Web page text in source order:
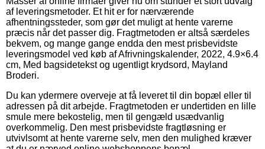
af leveringsmetoder. Et hit er for nærværende
afhentningssteder, som gør det muligt at hente varerne
præcis når det passer dig. Fragtmetoden er altså særdeles
bekvem, og mange gange endda den mest prisbevidste
leveringsmodel ved køb af Afrivningskalender, 2022, 4.9×6.4
cm, Med bagsidetekst og ugentligt krydsord, Mayland
Broderi.
Du kan ydermere overveje at få leveret til din bopæl eller til
adressen på dit arbejde. Fragtmetoden er undertiden en lille
smule mere bekostelig, men til gengæld usædvanlig
overkommelig. Den mest prisbevidste fragtløsning er
utvivlsomt at hente varerne selv, men den mulighed kræver